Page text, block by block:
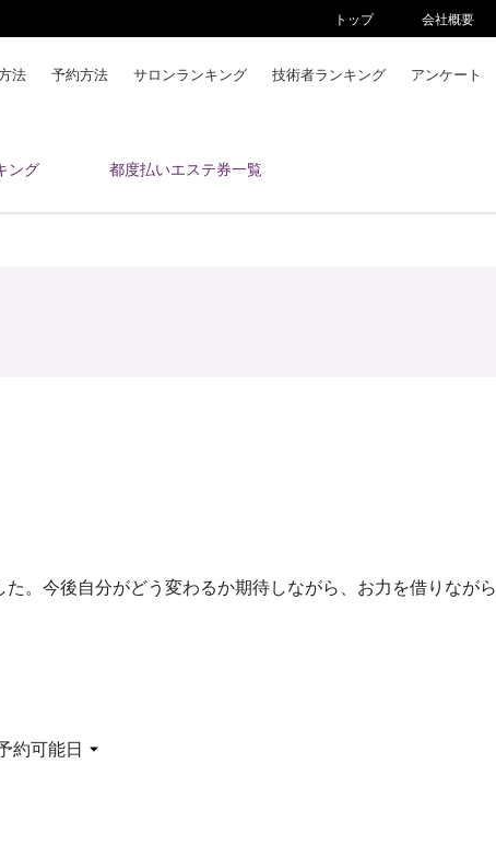
トップ 会社概要
法 予約方法 サロンランキング 技術者ランキング アンケート
ング 都度払いエステ券一覧
お支払い方法
予約方法
お問い合わせ
。今後自分がどう変わるか期待しながら、お力を借りなが
約可能日